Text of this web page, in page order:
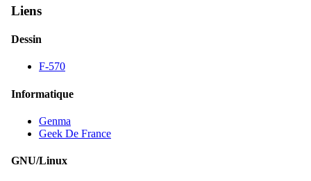
Liens
Dessin
F-570
Informatique
Genma
Geek De France
GNU/Linux